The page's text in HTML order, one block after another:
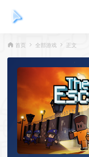
首页 全部游戏 正文